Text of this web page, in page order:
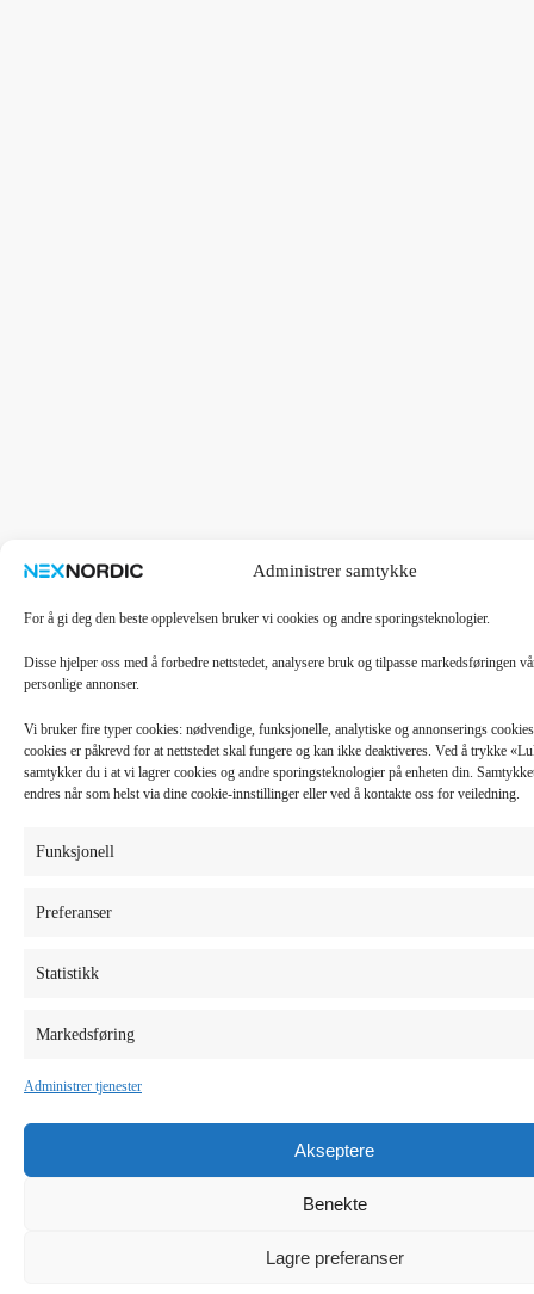
Administrer samtykke
For å gi deg den beste opplevelsen bruker vi cookies og andre sporingsteknologier.
Disse hjelper oss med å forbedre nettstedet, analysere bruk og tilpasse markedsføringen
personlige annonser.
Vi bruker fire typer cookies: nødvendige, funksjonelle, analytiske og annonserings
cookies er påkrevd for at nettstedet skal fungere og kan ikke deaktiveres. Ved å trykke
samtykker du i at vi lagrer cookies og andre sporingsteknologier på enheten din.
endres når som helst via dine cookie-innstillinger eller ved å kontakte oss for veiledning.
Funksjonell
Preferanser
Statistikk
Markedsføring
Administrer tjenester
Akseptere
Benekte
Lagre preferanser